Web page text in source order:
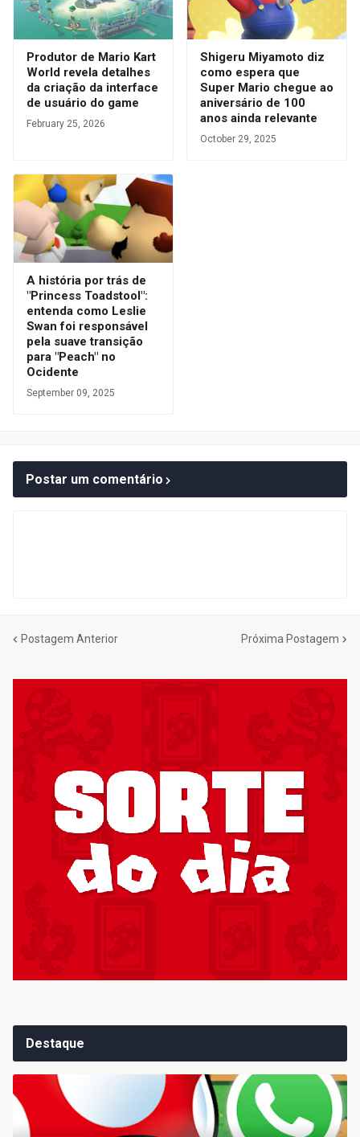
Produtor de Mario Kart
World revela detalhes
da criação da interface
de usuário do game
February 25, 2026
Shigeru Miyamoto diz
como espera que
Super Mario chegue ao
aniversário de 100
anos ainda relevante
October 29, 2025
A história por trás de
"Princess Toadstool":
entenda como Leslie
Swan foi responsável
pela suave transição
para "Peach" no
Ocidente
September 09, 2025
Postar um comentário
Postagem Anterior Próxima Postagem
Destaque